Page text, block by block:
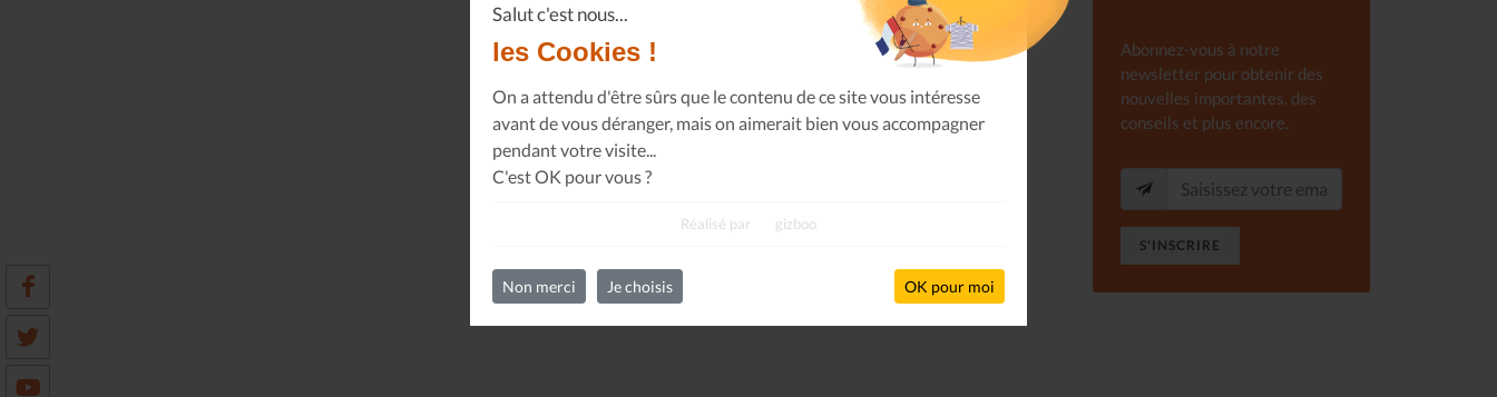
Salut c'est nous...
les Cookies !
On a attendu d'être sûrs que le contenu de ce site vous intéresse
avant de vous déranger, mais on aimerait bien vous accompagner
pendant votre visite...
C'est OK pour vous ?
Réalisé par gizboo
Non merci Je choisis OK pour moi
Abonnez-vous à notre
newsletter pour obtenir des
nouvelles importantes, des
conseils et plus encore.
S'INSCRIRE